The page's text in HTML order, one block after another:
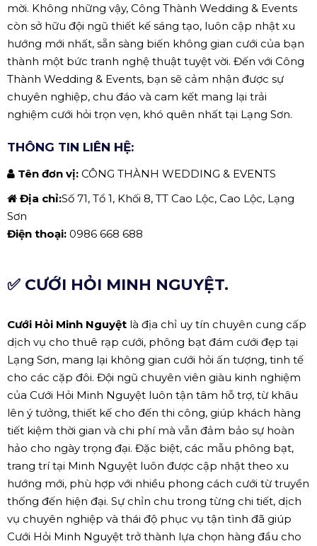
mời. Không những vậy, Công Thành Wedding & Events
còn sở hữu đội ngũ thiết kế sáng tạo, luôn cập nhật xu
hướng mới nhất, sẵn sàng biến không gian cưới của bạn
thành một bức tranh nghệ thuật tuyệt vời. Đến với Công
Thành Wedding & Events, bạn sẽ cảm nhận được sự
chuyên nghiệp, chu đáo và cam kết mang lại trải
nghiệm cưới hỏi trọn vẹn, khó quên nhất tại Lạng Sơn.
THÔNG TIN LIÊN HỆ:
Tên đơn vị: CÔNG THÀNH WEDDING & EVENTS
Địa chỉ:Số 71, Tổ 1, Khối 8, TT Cao Lộc, Cao Lộc, Lạng
Sơn
Điện thoại: 0986 668 688
✅ CƯỚI HỎI MINH NGUYỆT.
Cưới Hỏi Minh Nguyệt là địa chỉ uy tín chuyên cung cấp
dịch vụ cho thuê rạp cưới, phông bạt đám cưới đẹp tại
Lạng Sơn, mang lại không gian cưới hỏi ấn tượng, tinh tế
cho các cặp đôi. Đội ngũ chuyên viên giàu kinh nghiệm
của Cưới Hỏi Minh Nguyệt luôn tận tâm hỗ trợ, từ khâu
lên ý tưởng, thiết kế cho đến thi công, giúp khách hàng
tiết kiệm thời gian và chi phí mà vẫn đảm bảo sự hoàn
hảo cho ngày trọng đại. Đặc biệt, các mẫu phông bạt,
trang trí tại Minh Nguyệt luôn được cập nhật theo xu
hướng mới, phù hợp với nhiều phong cách cưới từ truyền
thống đến hiện đại. Sự chỉn chu trong từng chi tiết, dịch
vụ chuyên nghiệp và thái độ phục vụ tận tình đã giúp
Cưới Hỏi Minh Nguyệt trở thành lựa chọn hàng đầu cho